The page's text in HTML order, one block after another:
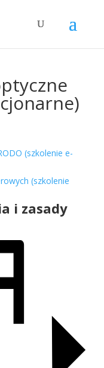
(szkolenie e-
(szkolenie
i zasady